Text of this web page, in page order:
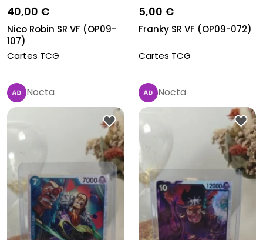
40,00 €
Nico Robin SR VF (OP09-
107)
Cartes TCG
5,00 €
Franky SR VF (OP09-072)
Cartes TCG
Nocta Nocta